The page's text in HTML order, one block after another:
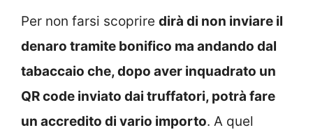
Per non farsi scoprire dirà di non inviare il
denaro tramite bonifico ma andando dal
tabaccaio che, dopo aver inquadrato un
QR code inviato dai truffatori, potrà fare
un accredito di vario importo. A quel